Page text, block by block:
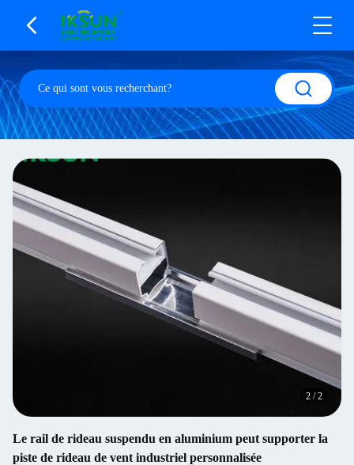
2 /2
Le rail de rideau suspendu en aluminium peut supporter la
piste de rideau de vent industriel personnalisée